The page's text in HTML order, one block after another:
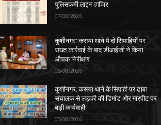
पुलिसकर्मी लाइन हाजिर
07/08/2026
कुशीनगर: कसया थाने में दो सिपाहियों पर
सख्त कार्रवाई के बाद डीआईजी ने किया
औचक निरीक्षण
05/08/2026
कुशीनगर: कसया थाने के सिपाही पर ढाबा
संचालक से लड़की की डिमांड और मारपीट पर
बड़ी कार्यवाही
05/08/2026